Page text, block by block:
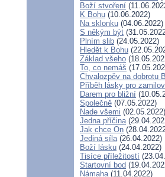
Boží stvoření
K Bohu (10.06.2022)
Na sklonku (04.06.2022)
S někým být
Plním slib (24.05.2022)
Hledět k Bohu
Základ všeho
To, co nemáš
Chvalozpěv na dobrotu
Příběh lásky pro
Darem pro bližní
Společně (07.05.2022)
Nade všemi (02.05.2022)
Jedna příčina
Jak chce On
Jediná síla(26.04.2022)
Boží lásku (24.04.2022)
Tisíce příležitostí
Startovní bod
Námaha(11.04.2022)